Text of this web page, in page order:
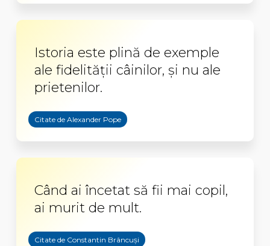
Istoria este plină de exemple
ale fidelității câinilor, și nu ale
prietenilor.
Citate de Alexander Pope
Când ai încetat să fii mai copil,
ai murit de mult.
Citate de Constantin Brâncuși